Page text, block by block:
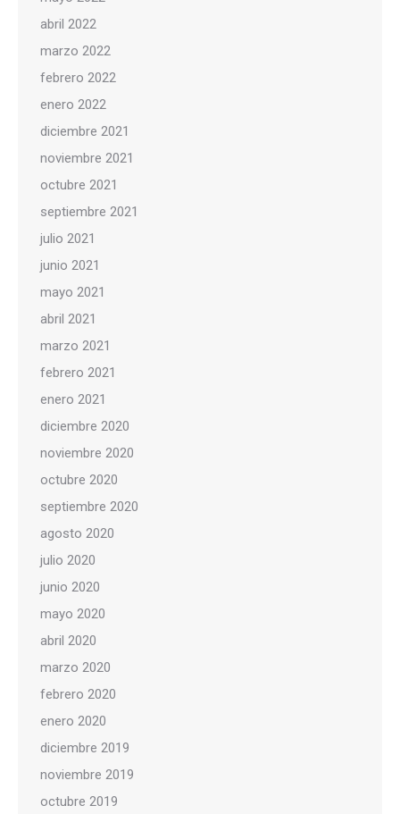
abril 2022
marzo 2022
febrero 2022
enero 2022
diciembre 2021
noviembre 2021
octubre 2021
septiembre 2021
julio 2021
junio 2021
mayo 2021
abril 2021
marzo 2021
febrero 2021
enero 2021
diciembre 2020
noviembre 2020
octubre 2020
septiembre 2020
agosto 2020
julio 2020
junio 2020
mayo 2020
abril 2020
marzo 2020
febrero 2020
enero 2020
diciembre 2019
noviembre 2019
octubre 2019